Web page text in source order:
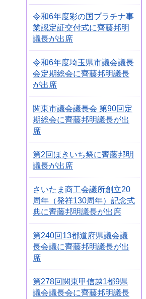
令和6年度彩の国プラチナ事
業認定証交付式に齊藤邦明
議長が出席
令和6年度埼玉県市議会議長
会定期総会に齊藤邦明議長
が出席
関東市議会議長会 第90回定
期総会に齊藤邦明議長が出
席
第2回ほきいち祭に齊藤邦明
議長が出席
さいたま商工会議所創立20
周年（発祥130周年）記念式
典に齊藤邦明議長が出席
第240回13都道府県議会議
長会議に齊藤邦明議長が出
席
第278回関東甲信越1都9県
議会議長会に齊藤邦明議長